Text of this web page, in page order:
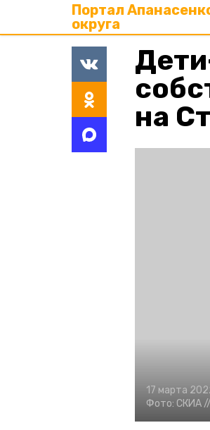
Портал
округа
на
17 марта
Фото: СКИА //